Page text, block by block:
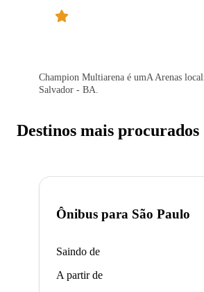
Champion Multiarena é umA Arenas
Salvador - BA.
Destinos mais procurados
Ônibus para São Paulo
Saindo de
A partir de